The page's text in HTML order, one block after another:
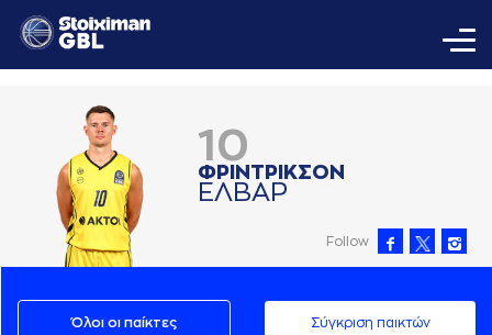
10
ΦΡΙΝΤΡΙΚΣΟΝ
ΕΛΒAΡ
Follow
Όλοι οι παίκτες Σύγκριση παικτών